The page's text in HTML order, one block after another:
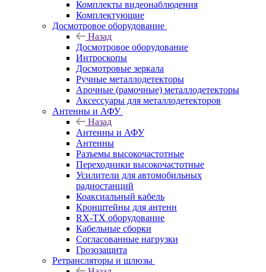
Комплекты видеонаблюдения
Комплектующие
Досмотровое оборудование
Назад
Досмотровое оборудование
Интроскопы
Досмотровые зеркала
Ручные металлодетекторы
Арочные (рамочные) металлодетекторы
Аксессуары для металлодетекторов
Антенны и АФУ
Назад
Антенны и АФУ
Антенны
Разъемы высокочастотные
Переходники высокочастотные
Усилители для автомобильных
радиостанций
Коаксиальный кабель
Кронштейны для антенн
RX-TX оборудование
Кабельные сборки
Согласованные нагрузки
Грозозащита
Ретрансляторы и шлюзы